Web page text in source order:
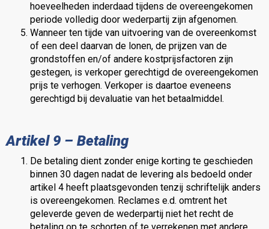
hoeveelheden inderdaad tijdens de overeengekomen
periode volledig door wederpartij zijn afgenomen.
Wanneer ten tijde van uitvoering van de overeenkomst
of een deel daarvan de lonen, de prijzen van de
grondstoffen en/of andere kostprijsfactoren zijn
gestegen, is verkoper gerechtigd de overeengekomen
prijs te verhogen. Verkoper is daartoe eveneens
gerechtigd bij devaluatie van het betaalmiddel.
Artikel 9 – Betaling
De betaling dient zonder enige korting te geschieden
binnen 30 dagen nadat de levering als bedoeld onder
artikel 4 heeft plaatsgevonden tenzij schriftelijk anders
is overeengekomen. Reclames e.d. omtrent het
geleverde geven de wederpartij niet het recht de